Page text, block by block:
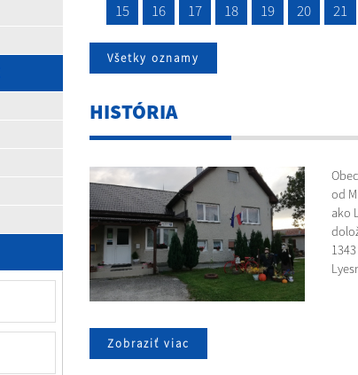
15
16 17 18 19 20 21
Všetky oznamy
HISTÓRIA
od
ako
Zobraziť viac